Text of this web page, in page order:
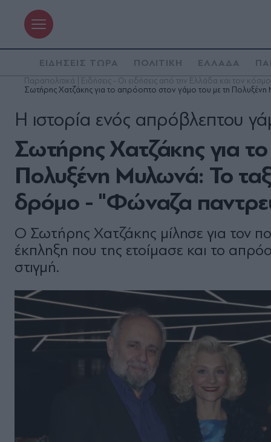
ΕΙΔΗΣΕΙΣ ΤΩΡΑ ΠΟΛΙΤΙΚΗ ΕΛΛΑΔΑ
Παραπολιτικά | Ειδήσεις - Οι ειδήσεις από την Ελλάδα και τον κόσμο
Σωτήρης Χατζάκης για το απρόοπτο στον γάμο του με τη
Σωτήρης Χατζάκης για
Πολυξένη Μυλωνά: Το
δρόμο - "Φώναζα
Η ιστορία ενός απρόβλεπτου
Ο Σωτήρης Χατζάκης μίλησε για τον
έκπληξη που της ετοίμασε και το
στιγμή.